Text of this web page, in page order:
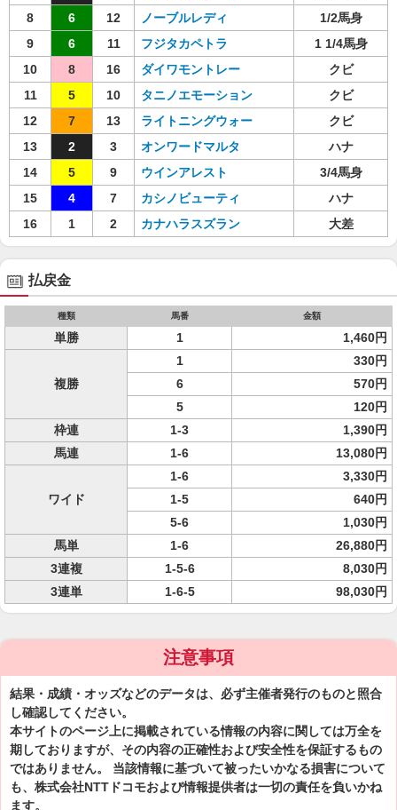
8
6 12 ノーブルレディ
1/2馬身
9
6 11 フジタカペトラ
1 1/4馬身
10
8 16 ダイワモントレー
クビ
11
5 10 タニノエモーション
クビ
12
7 13 ライトニングウォー
クビ
13
2 3 オンワードマルタ
ハナ
14
5 9 ウインアレスト
3/4馬身
15
4 7 カシノビューティ
ハナ
16
1 2 カナハラスズラン 大差
払戻金
種類 馬番 金額
単勝 1 1,460円
複勝
1
330円
6
570円
5
120円
枠連
1-3
1,390円
馬連
1-6 13,080円
ワイド
1-6
3,330円
1-5
640円
5-6
1,030円
馬単
1-6
26,880円
3連複
1-5-6
8,030円
3連単
1-6-5 98,030円
注意事項
結果・成績・オッズなどのデータは、必ず主催者発行のものと照合
し確認してください。
本サイトのページ上に掲載されている情報の内容に関しては万全を
期しておりますが、その内容の正確性および安全性を保証するもの
ではありません。 当該情報に基づいて被ったいかなる損害について
も、株式会社NTTドコモおよび情報提供者は一切の責任を負いかね
ます。